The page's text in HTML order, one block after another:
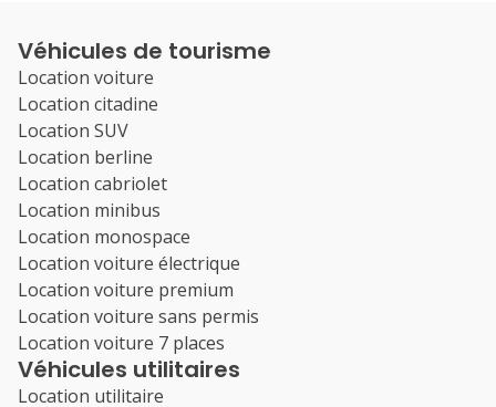
Véhicules de tourisme
Location voiture
Location citadine
Location SUV
Location berline
Location cabriolet
Location minibus
Location monospace
Location voiture électrique
Location voiture premium
Location voiture sans permis
Location voiture 7 places
Véhicules utilitaires
Location utilitaire